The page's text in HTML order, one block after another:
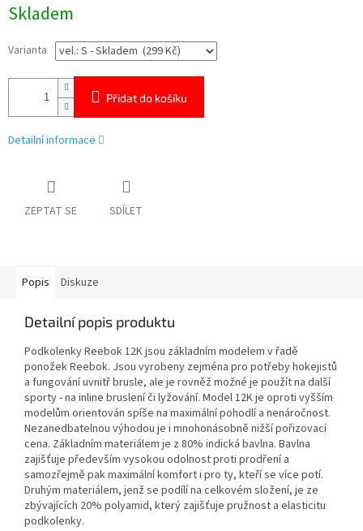
cena:
Skladem
Varianta
Přidat do košíku
Detailní informace
ZEPTAT SE SDÍLET
Popis Diskuze
Detailní popis produktu
Podkolenky Reebok 12K jsou základním modelem v řadě
ponožek Reebok. Jsou vyrobeny zejména pro potřeby hokejistů
a fungování uvnitř brusle, ale je rovněž možné je použít na další
sporty - na inline bruslení či lyžování. Model 12K je oproti vyšším
modelům orientován spíše na maximální pohodlí a nenáročnost.
Nezanedbatelnou výhodou je i mnohonásobně nižší pořizovací
cena. Základním materiálem je z 80% indická bavlna. Bavlna
zajišťuje především vysokou odolnost proti prodření a
samozřejmě pak maximální komfort i pro ty, kteří se více potí.
Druhým materiálem, jenž se podílí na celkovém složení, je ze
zbývajících 20% polyamid, který zajišťuje pružnost a elasticitu
podkolenky.